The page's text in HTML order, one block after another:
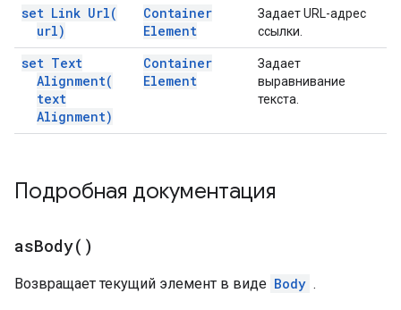
set Link Url(
url)
Container
Element
Задает URL-адрес
ссылки.
set Text
Alignment(
text
Alignment)
Container
Element
Задает
выравнивание
текста.
Подробная документация
asBody( )
Возвращает текущий элемент в виде Body .